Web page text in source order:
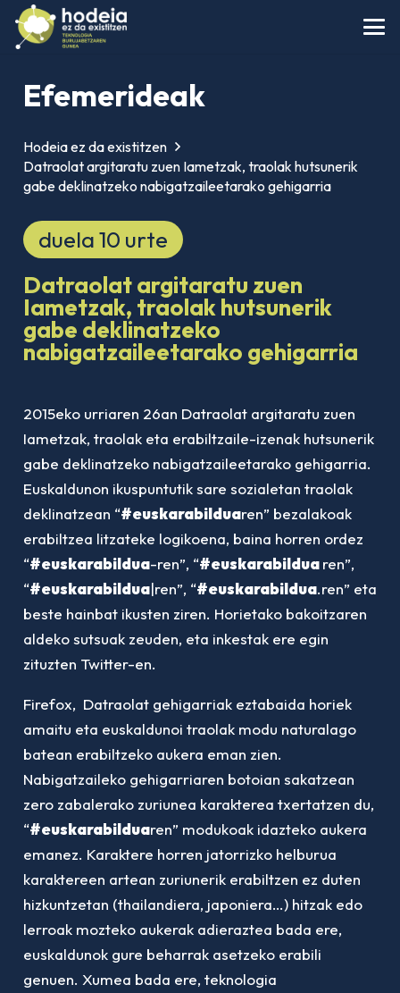
Efemerideak
Hodeia ez da existitzen
Datraolat argitaratu zuen Iametzak, traolak hutsunerik
gabe deklinatzeko nabigatzaileetarako gehigarria
duela 10 urte
Datraolat argitaratu zuen
Iametzak, traolak hutsunerik
gabe deklinatzeko
nabigatzaileetarako gehigarria
2015eko urriaren 26an Datraolat argitaratu zuen
Iametzak, traolak eta erabiltzaile-izenak hutsunerik
gabe deklinatzeko nabigatzaileetarako gehigarria.
Euskaldunon ikuspuntutik sare sozialetan traolak
deklinatzean “#euskarabilduaren” bezalakoak
erabiltzea litzateke logikoena, baina horren ordez
“#euskarabildua-ren”, “#euskarabilduaren”,
“#euskarabildua|ren”, “#euskarabildua.ren” eta
beste hainbat ikusten ziren. Horietako bakoitzaren
aldeko sutsuak zeuden, eta inkestak ere egin
zituzten Twitter-en.
Firefox, Datraolat gehigarriak eztabaida horiek
amaitu eta euskaldunoi traolak modu naturalago
batean erabiltzeko aukera eman zien.
Nabigatzaileko gehigarriaren botoian sakatzean
zero zabalerako zuriunea karakterea txertatzen du,
“#euskarabilduaren” modukoak idazteko aukera
emanez. Karaktere horren jatorrizko helburua
karaktereen artean zuriunerik erabiltzen ez duten
hizkuntzetan (thailandiera, japoniera…) hitzak edo
lerroak mozteko aukerak adieraztea bada ere,
euskaldunok gure beharrak asetzeko erabili
genuen. Xumea bada ere, teknologia